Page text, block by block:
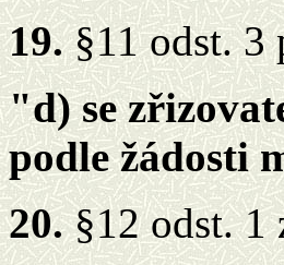
19.§11 odst. 3
"d) se
podle žádosti
20.§12 odst. 1